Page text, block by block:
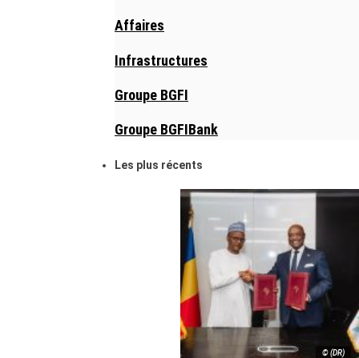
Affaires
Infrastructures
Groupe BGFI
Groupe BGFIBank
Les plus récents
© (DR)